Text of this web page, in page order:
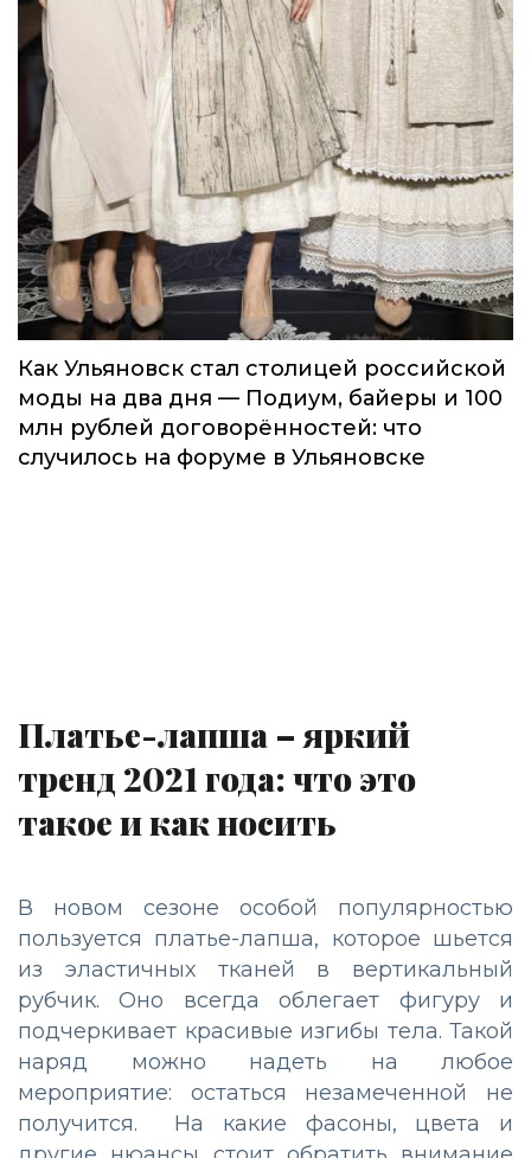
Как Ульяновск стал столицей российской
моды на два дня — Подиум, байеры и 100
млн рублей договорённостей: что
случилось на форуме в Ульяновске
Платье-лапша – яркий
тренд 2021 года: что это
такое и как носить
В новом сезоне особой популярностью
пользуется платье-лапша, которое шьется
из эластичных тканей в вертикальный
рубчик. Оно всегда облегает фигуру и
подчеркивает красивые изгибы тела. Такой
наряд можно надеть на любое
мероприятие: остаться незамеченной не
получится. На какие фасоны, цвета и